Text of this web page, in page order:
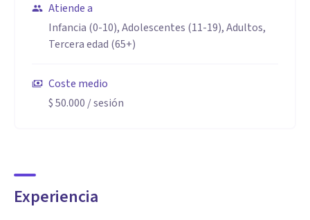
Atiende a
Infancia (0-10), Adolescentes (11-19), Adultos,
Tercera edad (65+)
Coste medio
$ 50.000 / sesión
Experiencia